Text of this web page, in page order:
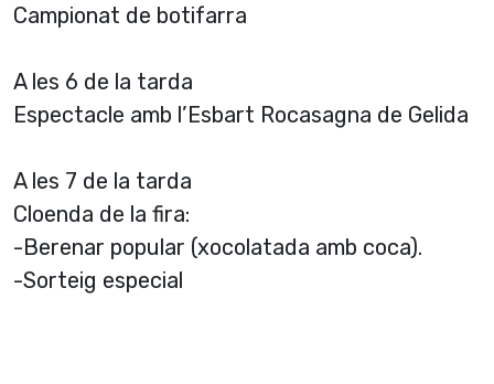
Campionat de botifarra
A les 6 de la tarda
Espectacle amb l’Esbart Rocasagna de Gelida
A les 7 de la tarda
Cloenda de la fira:
-Berenar popular (xocolatada amb coca).
-Sorteig especial